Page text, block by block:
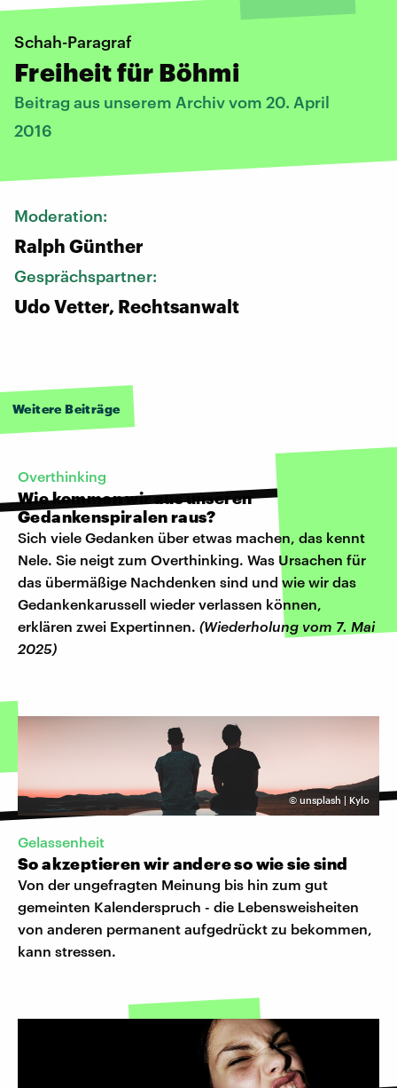
Schah-Paragraf
Freiheit für Böhmi
Beitrag aus unserem Archiv vom 20. April
2016
Moderation:
Ralph Günther
Gesprächspartner:
Udo Vetter, Rechtsanwalt
Weitere Beiträge
Overthinking
Wie kommen wir aus unseren
Gedankenspiralen raus?
Sich viele Gedanken über etwas machen, das kennt
Nele. Sie neigt zum Overthinking. Was Ursachen für
das übermäßige Nachdenken sind und wie wir das
Gedankenkarussell wieder verlassen können,
erklären zwei Expertinnen. (Wiederholung vom 7. Mai
2025)
©unsplash | Kylo
Gelassenheit
So akzeptieren wir andere so wie sie sind
Von der ungefragten Meinung bis hin zum gut
gemeinten Kalenderspruch - die Lebensweisheiten
von anderen permanent aufgedrückt zu bekommen,
kann stressen.